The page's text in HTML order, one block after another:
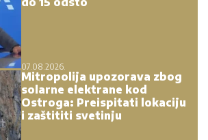
07.08.2026.
Mitropolija upozorava zbog
solarne elektrane kod
Ostroga: Preispitati lokaciju
i zaštititi svetinju